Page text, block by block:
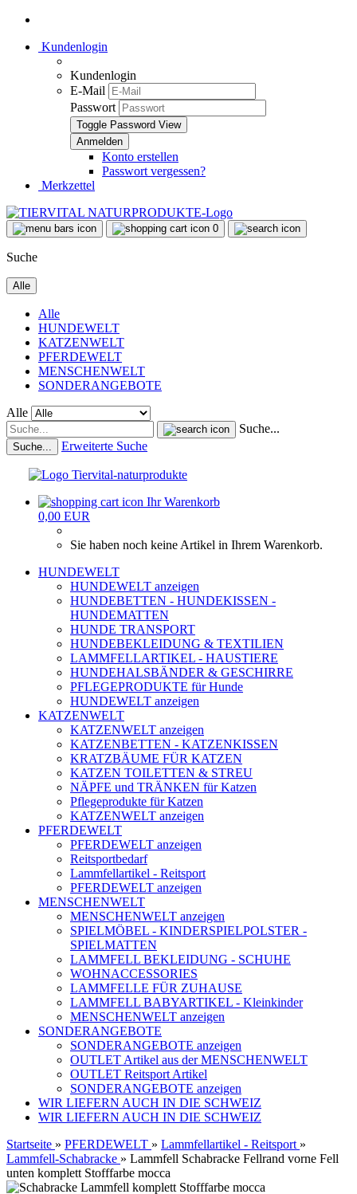
Kundenlogin
Kundenlogin
E-Mail
Passwort
Toggle Password View
Konto erstellen
Passwort vergessen?
Merkzettel
0
Suche
Alle
Alle
HUNDEWELT
KATZENWELT
PFERDEWELT
MENSCHENWELT
SONDERANGEBOTE
Alle
Suche...
Suche... Erweiterte Suche
Ihr Warenkorb
0,00 EUR
Sie haben noch keine Artikel in Ihrem Warenkorb.
HUNDEWELT
HUNDEWELT anzeigen
HUNDEBETTEN - HUNDEKISSEN -
HUNDEMATTEN
HUNDE TRANSPORT
HUNDEBEKLEIDUNG & TEXTILIEN
LAMMFELLARTIKEL - HAUSTIERE
HUNDEHALSBÄNDER & GESCHIRRE
PFLEGEPRODUKTE für Hunde
HUNDEWELT anzeigen
KATZENWELT
KATZENWELT anzeigen
KATZENBETTEN - KATZENKISSEN
KRATZBÄUME FÜR KATZEN
KATZEN TOILETTEN & STREU
NÄPFE und TRÄNKEN für Katzen
Pflegeprodukte für Katzen
KATZENWELT anzeigen
PFERDEWELT
PFERDEWELT anzeigen
Reitsportbedarf
Lammfellartikel - Reitsport
PFERDEWELT anzeigen
MENSCHENWELT
MENSCHENWELT anzeigen
SPIELMÖBEL - KINDERSPIELPOLSTER -
SPIELMATTEN
LAMMFELL BEKLEIDUNG - SCHUHE
WOHNACCESSORIES
LAMMFELLE FÜR ZUHAUSE
LAMMFELL BABYARTIKEL - Kleinkinder
MENSCHENWELT anzeigen
SONDERANGEBOTE
SONDERANGEBOTE anzeigen
OUTLET Artikel aus der MENSCHENWELT
OUTLET Reitsport Artikel
SONDERANGEBOTE anzeigen
WIR LIEFERN AUCH IN DIE SCHWEIZ
WIR LIEFERN AUCH IN DIE SCHWEIZ
Startseite » PFERDEWELT » Lammfellartikel - Reitsport »
Lammfell-Schabracke » Lammfell Schabracke Fellrand vorne Fell
unten komplett Stofffarbe mocca